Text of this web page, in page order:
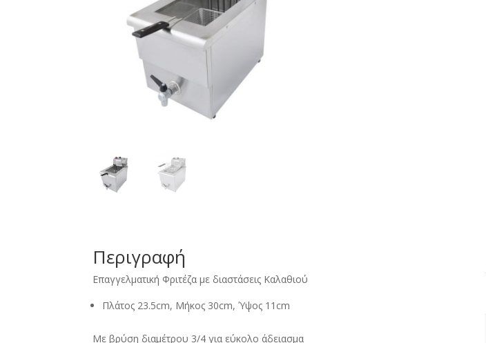
Περιγραφή
Επαγγελματική Φριτέζα με διαστάσεις Καλαθιού
Πλάτος 23.5cm, Μήκος 30cm, Ύψος 11cm
Με βρύση διαμέτρου 3/4 για εύκολο άδειασμα